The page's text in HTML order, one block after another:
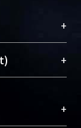
researcher
the
+
性的社會運
作公開供使
升研究影響
+
由第三方贊
及第三方同
+